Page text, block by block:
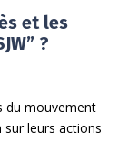
et les
?
du mouvement
sur leurs actions